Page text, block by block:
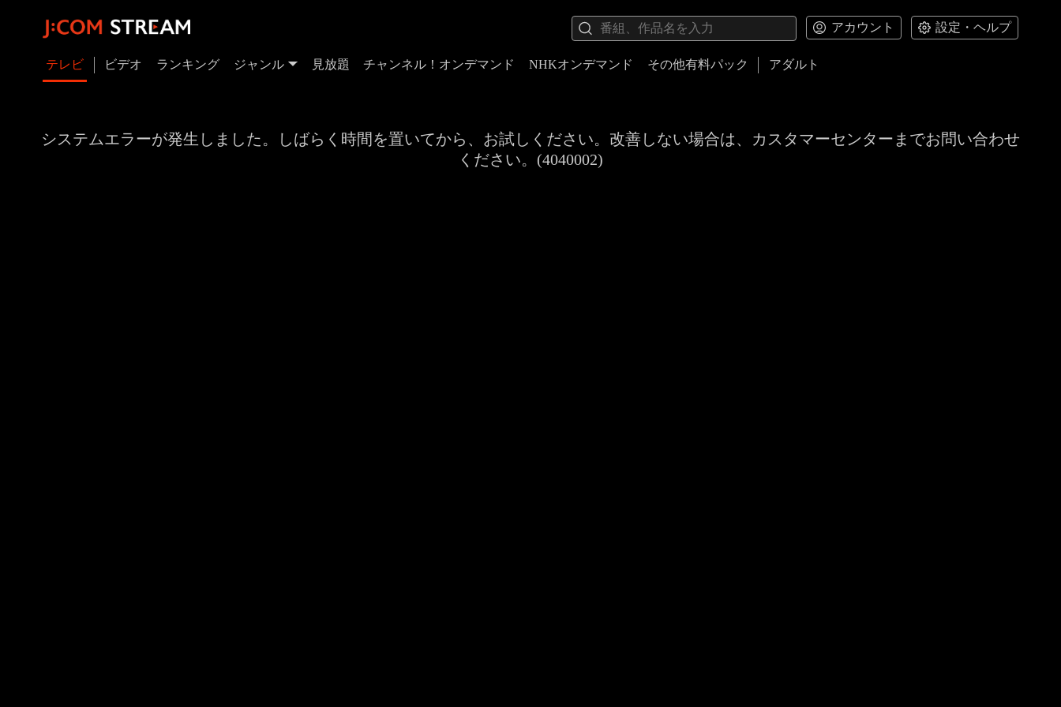
アカウント 設定・ヘルプ
テレビ ビデオ ランキング ジャンル 見放題 チャンネル！オンデマンド NHKオンデマンド その他有料パック アダルト
システムエラーが発生しました。しばらく時間を置いてから、お試しください。改善しない場合は、カスタマーセンターまでお問い合わせ
ください。(4040002)